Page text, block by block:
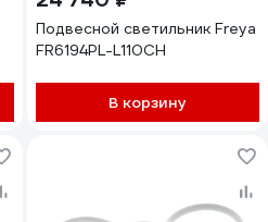
Подвесной светильник Freya
FR6194PL-L110CH
В корзину